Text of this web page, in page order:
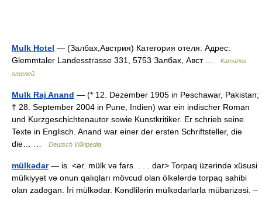
Mulk Hotel — (Залбах,Австрия) Категория отеля: Адрес:
Glemmtaler Landesstrasse 331, 5753 Залбах, Авст …
Каталог
отелей
Mulk Raj Anand — (* 12. Dezember 1905 in Peschawar, Pakistan;
† 28. September 2004 in Pune, Indien) war ein indischer Roman
und Kurzgeschichtenautor sowie Kunstkritiker. Er schrieb seine
Texte in Englisch. Anand war einer der ersten Schriftsteller, die
die… …
Deutsch Wikipedia
mülkədar— is. <ər. mülk və fars. . . . dar> Torpaq üzərində xüsusi
mülkiyyət və onun qalıqları mövcud olan ölkələrdə torpaq sahibi
olan zadəgan. İri mülkədar. Kəndlilərin mülkədarlarla mübarizəsi. –